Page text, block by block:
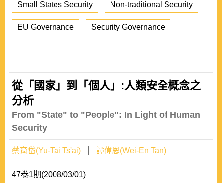
Small States Security Non-traditional Security
EU Governance Security Governance
從「國家」到「個人」:人類安全概念之
分析
From "State" to "People": In Light of Human
Security
蔡育岱(Yu-Tai Ts'ai) 譚偉恩(Wei-En Tan)
47卷1期(2008/03/01)